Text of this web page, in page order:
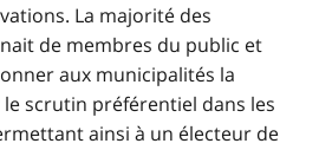
La majorité des
de membres du public et
aux municipalités la
scrutin préférentiel dans les
ainsi à un électeur de